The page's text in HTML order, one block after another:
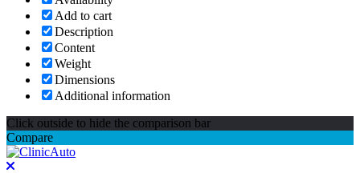
Add to cart
Description
Content
Weight
Dimensions
Additional information
Click outside to hide the comparison bar
Compare